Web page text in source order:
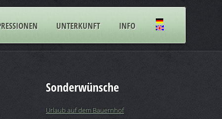
UNTERKUNFT INFO
Sonderwünsche
Urlaub auf dem Bauernhof